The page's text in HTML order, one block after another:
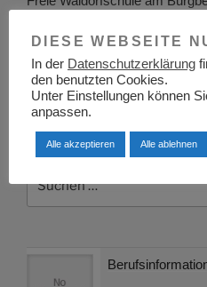
74564 Crailsheim
Telefon: 07951/963956
E-Mail: info (at)
…
DIESE WEBSEITE
In der Datenschutzerklärung
den benutzten Cookies.
Unter Einstellungen können
anpassen.
Alle akzeptieren Alle ablehnen